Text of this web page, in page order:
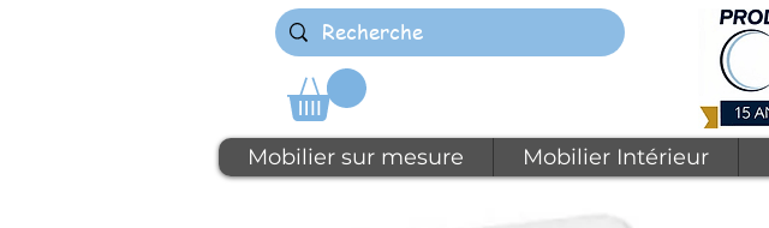
Mobilier sur mesure Mobilier Intérieur